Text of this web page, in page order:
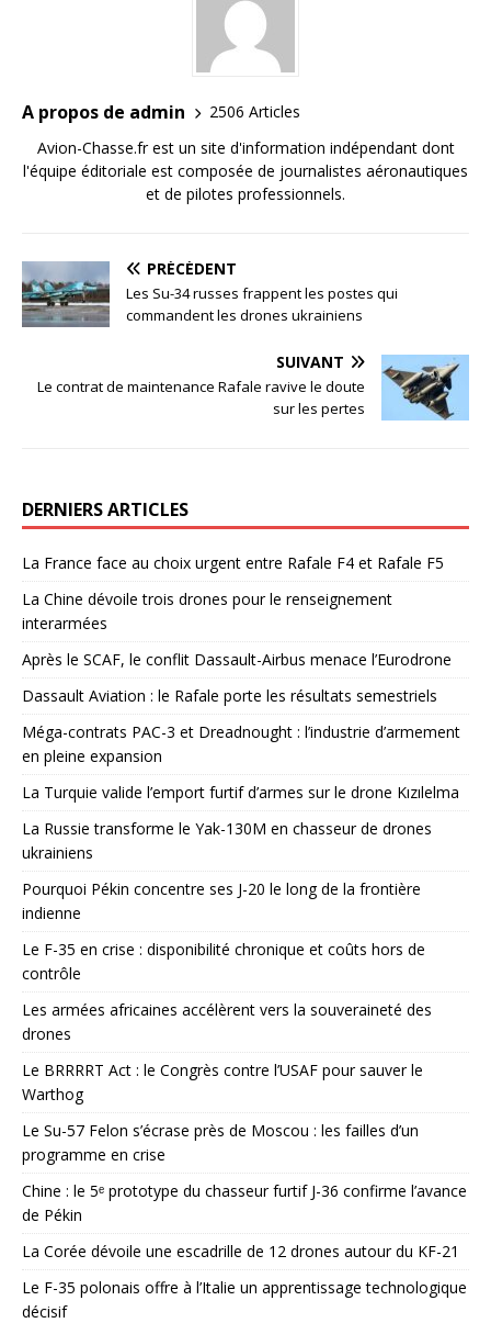
A propos de admin
2506 Articles
Avion-Chasse.fr est un site d'information indépendant dont
l'équipe éditoriale est composée de journalistes aéronautiques
et de pilotes professionnels.
PRÉCÉDENT
Les Su-34 russes frappent les postes qui
commandent les drones ukrainiens
SUIVANT
Le contrat de maintenance Rafale ravive le doute
sur les pertes
DERNIERS ARTICLES
La France face au choix urgent entre Rafale F4 et Rafale F5
La Chine dévoile trois drones pour le renseignement
interarmées
Après le SCAF, le conflit Dassault-Airbus menace l’Eurodrone
Dassault Aviation : le Rafale porte les résultats semestriels
Méga-contrats PAC-3 et Dreadnought : l’industrie d’armement
en pleine expansion
La Turquie valide l’emport furtif d’armes sur le drone Kızılelma
La Russie transforme le Yak-130M en chasseur de drones
ukrainiens
Pourquoi Pékin concentre ses J-20 le long de la frontière
indienne
Le F-35 en crise : disponibilité chronique et coûts hors de
contrôle
Les armées africaines accélèrent vers la souveraineté des
drones
Le BRRRRT Act : le Congrès contre l’USAF pour sauver le
Warthog
Le Su-57 Felon s’écrase près de Moscou : les failles d’un
programme en crise
Chine : le 5ᵉ prototype du chasseur furtif J-36 confirme l’avance
de Pékin
La Corée dévoile une escadrille de 12 drones autour du KF-21
Le F-35 polonais offre à l’Italie un apprentissage technologique
décisif